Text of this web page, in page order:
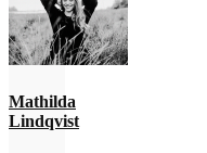
Mathilda
Lindqvist